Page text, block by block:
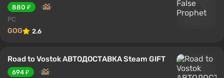
880 ₽
PC
GOG 2.6
Road to Vostok АВТОДОСТАВКА Steam GIFT
694 ₽